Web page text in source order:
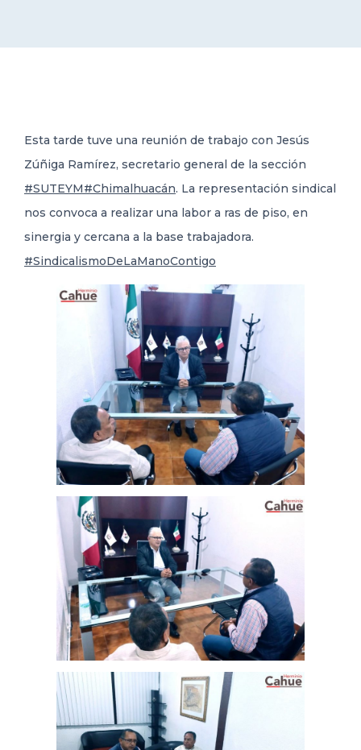
Esta tarde tuve una reunión de trabajo con Jesús
Zúñiga Ramírez, secretario general de la sección
#SUTEYM#Chimalhuacán. La representación sindical
nos convoca a realizar una labor a ras de piso, en
sinergia y cercana a la base trabajadora.
#SindicalismoDeLaManoContigo